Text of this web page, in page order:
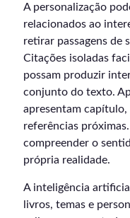
A personalização
relacionados ao
retirar passagens de
Citações isoladas
possam produzir
conjunto do texto.
apresentam
referências
compreender o
própria realidade.
A inteligência
livros, temas e